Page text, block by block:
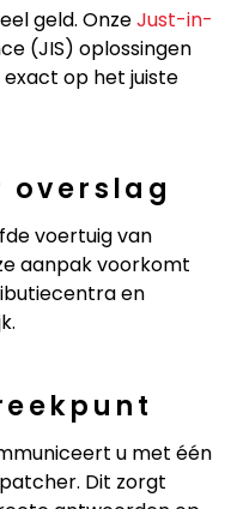
geld. OnzeJust-in-
(JIS) oplossingen
op het juiste
overslag
voertuig van
aanpak voorkomt
en
u met één
Dit zorgt